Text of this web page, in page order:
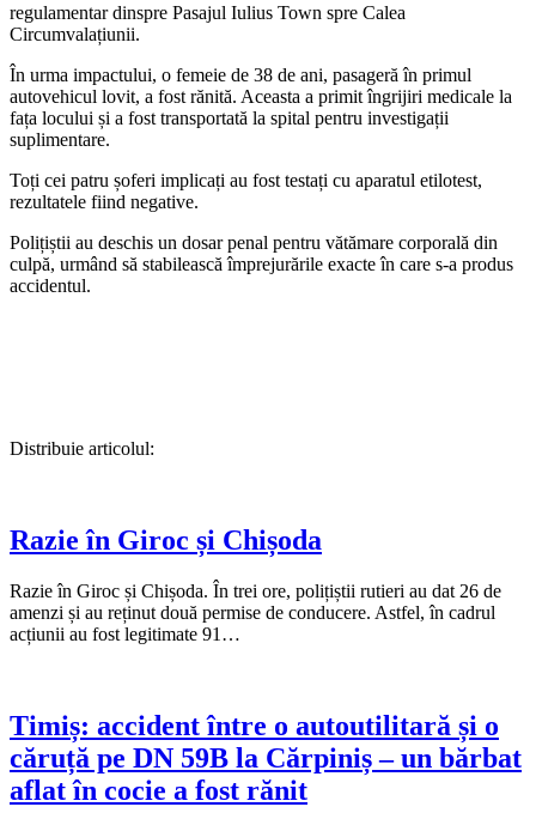
regulamentar dinspre Pasajul Iulius Town spre Calea
Circumvalațiunii.
În urma impactului, o femeie de 38 de ani, pasageră în primul
autovehicul lovit, a fost rănită. Aceasta a primit îngrijiri medicale la
fața locului și a fost transportată la spital pentru investigații
suplimentare.
Toți cei patru șoferi implicați au fost testați cu aparatul etilotest,
rezultatele fiind negative.
Polițiștii au deschis un dosar penal pentru vătămare corporală din
culpă, urmând să stabilească împrejurările exacte în care s-a produs
accidentul.
Distribuie articolul:
Razie în Giroc și Chișoda
Razie în Giroc și Chișoda. În trei ore, polițiștii rutieri au dat 26 de
amenzi și au reținut două permise de conducere. Astfel, în cadrul
acțiunii au fost legitimate 91…
Timiș: accident între o autoutilitară și o
căruță pe DN 59B la Cărpiniș – un bărbat
aflat în cocie a fost rănit